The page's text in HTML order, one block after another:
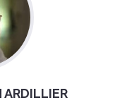
ARDILLIER